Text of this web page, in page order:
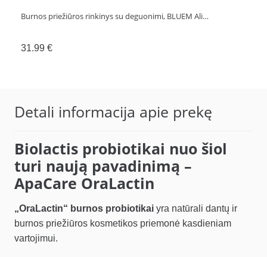
Burnos priežiūros rinkinys su deguonimi, BLUEM Ali…
31.99 €
Detali informacija apie prekę
Biolactis probiotikai nuo šiol
turi naują pavadinimą –
ApaCare OraLactin
„OraLactin“ burnos probiotikai yra natūrali dantų ir
burnos priežiūros kosmetikos priemonė kasdieniam
vartojimui.